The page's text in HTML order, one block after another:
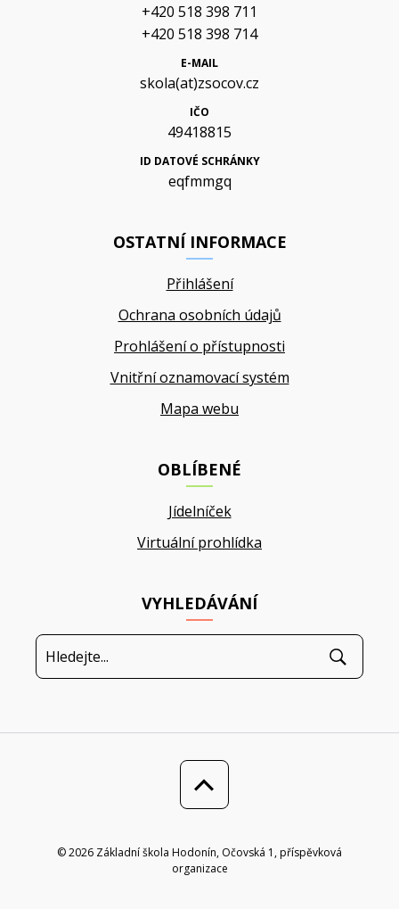
+420 518 398 711
+420 518 398 714
E-MAIL
skola(at)zsocov.cz
IČO
49418815
ID DATOVÉ SCHRÁNKY
eqfmmgq
OSTATNÍ INFORMACE
Přihlášení
Ochrana osobních údajů
Prohlášení o přístupnosti
Vnitřní oznamovací systém
Mapa webu
OBLÍBENÉ
Jídelníček
Virtuální prohlídka
VYHLEDÁVÁNÍ
© 2026 Základní škola Hodonín, Očovská 1, příspěvková
organizace